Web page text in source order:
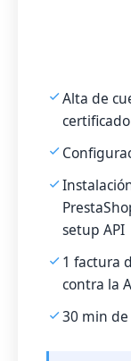
Alta de
setup API
1 factura
contra la
30 min